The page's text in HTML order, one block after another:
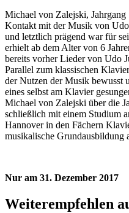
Michael von Zalejski,
Kontakt mit der Musik von
und letztlich prägend war für
erhielt ab dem Alter von 6
bereits vorher Lieder von Udo
Parallel zum klassischen
der Nutzen der Musik bewusst
eines selbst am Klavier
Michael von Zalejski über die
schließlich mit einem Studium
Hannover in den Fächern
musikalische Grundausbildung
Nur am 31. Dezember 2017
Weiterempfehlen